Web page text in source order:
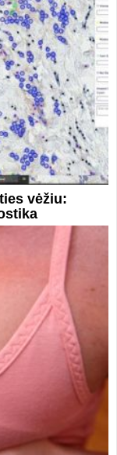
vėžiu: